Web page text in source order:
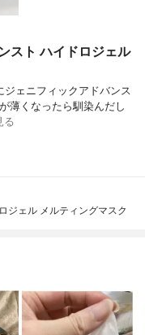
スト ハイドロジェル
ェニフィックアドバンス
薄くなったら馴染んだし
る
ジェル メルティングマスク